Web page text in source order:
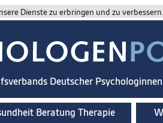
Dienste zu erbringen und zu
Deutscher
Beratung Therapie